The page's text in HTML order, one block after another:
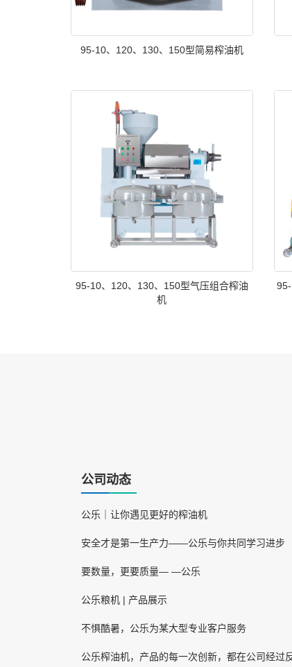
95-10、120、130、150型简易榨油机
95-10、120、130、150型气压组合榨油
机
公司动态
公乐｜让你遇见更好的榨油机
安全才是第一生产力——公乐与你共同学习进步
要数量，更要质量— —公乐
公乐粮机 | 产品展示
不惧酷暑，公乐为某大型专业客户服务
公乐榨油机，产品的每一次创新，都在公司经过